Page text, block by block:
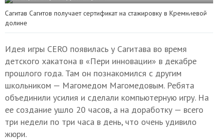
Сагитав Сагитов получает сертификат на стажировку в Кремниевой
долине
Идея игры CERO появилась у Сагитава во время
детского хакатона в «Пери инновации» в декабре
прошлого года. Там он познакомился с другим
школьником — Магомедом Магомедовым. Ребята
объединили усилия и сделали компьютерную игру. На
ее создание ушло 20 часов, а на доработку — всего
три недели по три часа в день, что очень удивило
жюри.